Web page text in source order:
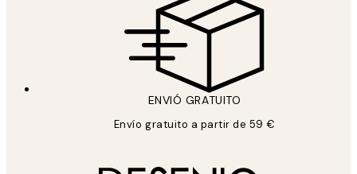
ENVIÓ GRATUITO
Envío gratuito a partir de 59 €